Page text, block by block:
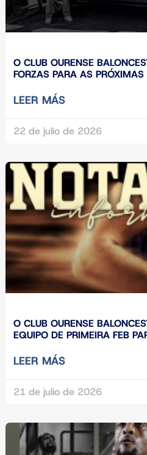
O CLUB OURENSE
FORZAS PARA AS
LEER MÁS
22 de julio de 2026
O CLUB OURENSE
EQUIPO DE PRIMEIRA FEB
LEER MÁS
21 de julio de 2026